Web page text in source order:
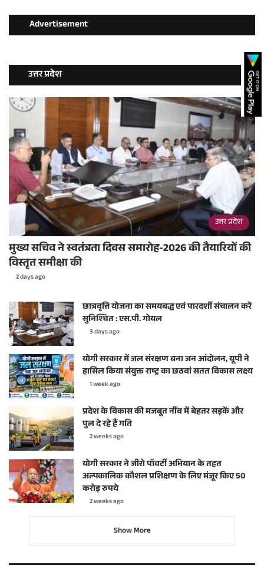
Advertisement
उत्तर प्रदेश
उत्तर प्रदेश
मुख्य सचिव ने स्वतंत्रता दिवस समारोह-2026 की तैयारियों की
विस्तृत समीक्षा की
2 days ago
छात्रवृत्ति योजना का समयबद्ध एवं पारदर्शी संचालन करें
सुनिश्चित : एस.पी. गोयल
3 days ago
योगी सरकार में जल संरक्षण बना जन आंदोलन, यूपी ने
हासिल किया संयुक्त राष्ट्र का छठवां सतत विकास लक्ष्य
1 week ago
प्रदेश के विकास की मजबूत नींव में बेहतर सड़कें और
पुल दे रहे हैं गति
2 weeks ago
योगी सरकार ने जीरो पॉवर्टी अभियान के तहत
अल्पकालिक कौशल प्रशिक्षण के लिए मंजूर किए 50
करोड़ रुपये
2 weeks ago
Show More